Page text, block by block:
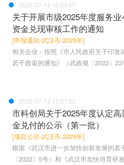
2026-07-14 10:50:47
关于开展市级2025年度服务
资金兑现审核工作的通知
[申报通知-武汉市-2025年]
相关企业：按照《市人民政府关于印发
若干政策的通知》（武政规〔2022〕
2026-07-13 15:37:52
市科创局关于2025年度认定
金兑付的公示（第一批）
[项目公示-武汉市-2025年]
根据《武汉市进一步加快创新发展的若
〔2022〕5号）和《武汉市加快培育